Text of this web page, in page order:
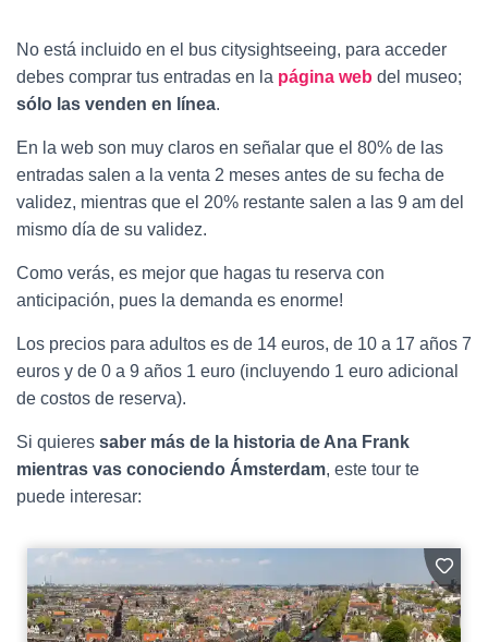
No está incluido en el bus citysightseeing, para acceder
debes comprar tus entradas en la página web del museo;
sólo las venden en línea.
En la web son muy claros en señalar que el 80% de las
entradas salen a la venta 2 meses antes de su fecha de
validez, mientras que el 20% restante salen a las 9 am del
mismo día de su validez.
Como verás, es mejor que hagas tu reserva con
anticipación, pues la demanda es enorme!
Los precios para adultos es de 14 euros, de 10 a 17 años 7
euros y de 0 a 9 años 1 euro (incluyendo 1 euro adicional
de costos de reserva).
Si quieres saber más de la historia de Ana Frank
mientras vas conociendo Ámsterdam, este tour te
puede interesar: